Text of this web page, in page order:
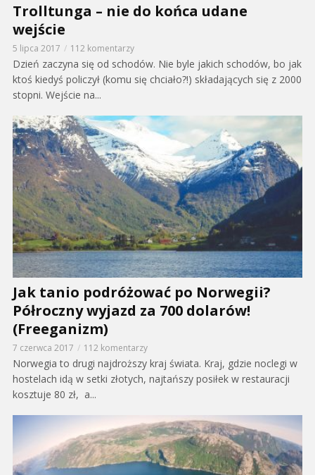
Trolltunga – nie do końca udane
wejście
5 lipca 2017 112 komentarzy
Dzień zaczyna się od schodów. Nie byle jakich schodów, bo jak
ktoś kiedyś policzył (komu się chciało?!) składających się z 2000
stopni. Wejście na...
Jak tanio podróżować po Norwegii?
Półroczny wyjazd za 700 dolarów!
(Freeganizm)
7 czerwca 2017 112 komentarzy
Norwegia to drugi najdroższy kraj świata. Kraj, gdzie noclegi w
hostelach idą w setki złotych, najtańszy posiłek w restauracji
kosztuje 80 zł, a...